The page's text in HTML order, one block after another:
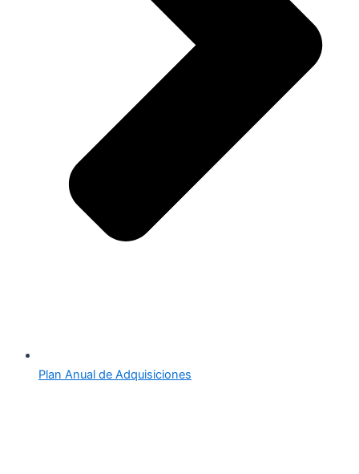
Plan Anual de Adquisiciones